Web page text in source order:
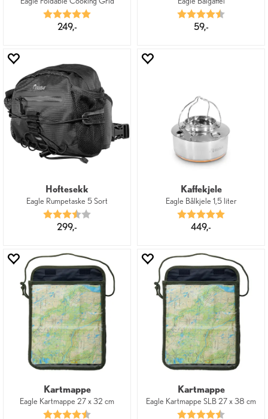
Karakter:
249,-
Karakter:
59,-
Hoftesekk
Eagle Rumpetaske 5 Sort
Karakter:
299,-
Kaffekjele
Eagle Bålkjele 1,5 liter
Karakter:
449,-
Kartmappe
Eagle Kartmappe 27 x 32 cm
Karakter:
Kartmappe
Eagle Kartmappe SLB 27 x 38 cm
Karakter: